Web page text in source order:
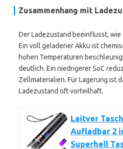
Zusammenhang mit
Der Ladezustand beeinflusst,
Ein voll geladener Akku ist
hohen Temperaturen
deutlich. Ein niedrigerer SoC
Zellmaterialien. Für Lagerung ist
Ladezustand oft vorteilhaft.
Laitver
Aufladbar 2
Superhell